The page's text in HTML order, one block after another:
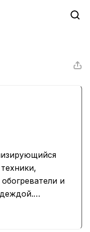
и
высоким